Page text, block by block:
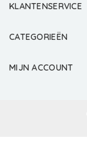
KLANTENSERVICE
CATEGORIEËN
MIJN ACCOUNT